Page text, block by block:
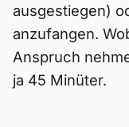
ausgestiegen)
anzufangen.
Anspruch
ja 45 Minüter.